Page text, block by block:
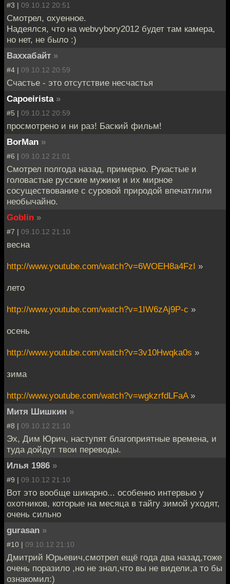
#3 | 09.10.12 20:51
Смотрел, охуенное.
Надеялся, что на webvybory2012 будет там камера,
но нет, не было :)
Ваххабайт »
#4 | 09.10.12 20:59
Счастье - это отсутствие несчастья
Capoeirista »
#5 | 09.10.12 20:59
просмотрено и ни раз! Баский фильм!
BorMan »
#6 | 09.10.12 21:01
Смотрел полгода назад, примерно. Рукастые и
головастые русские мужики и их мирное
сосуществование с суровой природой впечатлили
необычайно.
Goblin »
#7 | 09.10.12 21:10
весна
http://www.youtube.com/watch?v=6WOEH8a4FzI »
лето
http://www.youtube.com/watch?v=1IW6zAj9P-c »
осень
http://www.youtube.com/watch?v=3v10Hwqka0s »
зима
http://www.youtube.com/watch?v=wgkzrfdLFaA»
Митя Шишкин »
#8 | 09.10.12 21:10
Эх, Дим Юрич, наступят благоприятные времена, и
туда дойдут твои переводы.
Илья 1986 »
#9 | 09.10.12 21:10
Вот это вообще шикарно... особенно интервью у
охотников, которые на месяца в тайгу зимой уходят,
очень сильно
gurasan »
#10 | 09.10.12 21:10
Дмитрий Юрьевич,смотрел ещё года два назад,тоже
очень поразило ,но не знал,что вы не видели,а то бы
ознакомил:)